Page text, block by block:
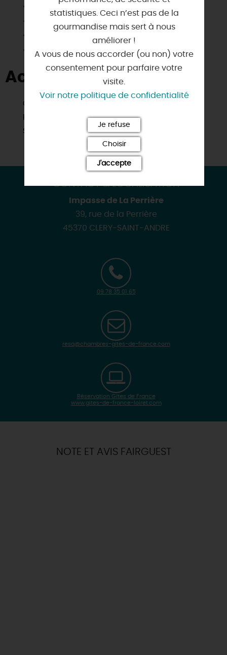
Salle de bain privée
Activités à proximité
Golf
Pêche
Sites de visites
CONTACT & LOCALISATION
Impasse de La Perrière
39, rue de la Perrière
45370 CLERY-SAINT-ANDRE
09 78 35 01 65
resa@chambres-gites-de-france.com
Réservation Gîtes de France
www.gites-de-france-loiret.com
NOTE ET AVIS FAIRGUEST
statistiques. Ceci n’est pas de la
gourmandise mais sert à nous
améliorer !
A vous de nous accorder (ou non) votre
consentement pour parfaire votre
visite.
Voir notre politique de confidentialité
Je refuse
Choisir
J'accepte